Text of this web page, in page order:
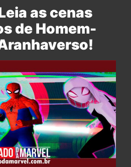
as cenas
de Homem-